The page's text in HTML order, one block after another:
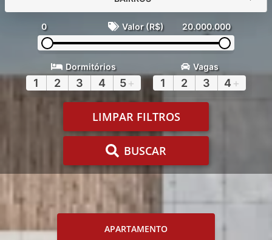
0 Valor (R$) 20.000.000
Dormitórios
1 2 3 4 5+
Vagas
1 2 3 4 +
LIMPAR FILTROS
BUSCAR
APARTAMENTO